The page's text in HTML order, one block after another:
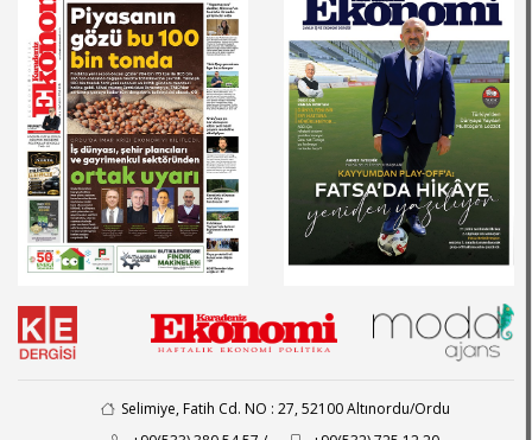
Selimiye, Fatih Cd. NO : 27, 52100 Altınordu/Ordu